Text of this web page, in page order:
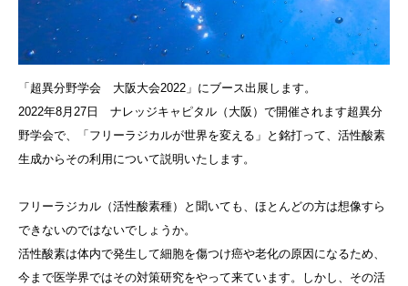
「超異分野学会 大阪大会2022」にブース出展します。
2022年8月27日 ナレッジキャピタル（大阪）で開催されます超異分
野学会で、「フリーラジカルが世界を変える」と銘打って、活性酸素
生成からその利用について説明いたします。
フリーラジカル（活性酸素種）と聞いても、ほとんどの方は想像すら
できないのではないでしょうか。
活性酸素は体内で発生して細胞を傷つけ癌や老化の原因になるため、
今まで医学界ではその対策研究をやって来ています。しかし、その活